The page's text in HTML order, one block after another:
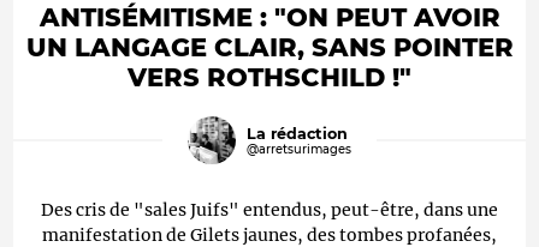
ANTISÉMITISME : "ON PEUT AVOIR
UN LANGAGE CLAIR, SANS POINTER
VERS ROTHSCHILD !"
La rédaction
@arretsurimages
Des cris de "sales Juifs" entendus, peut-être, dans une
manifestation de Gilets jaunes, des tombes profanées,